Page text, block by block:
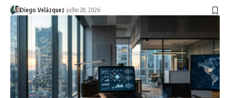
Diego Velázquez julho 28, 2026